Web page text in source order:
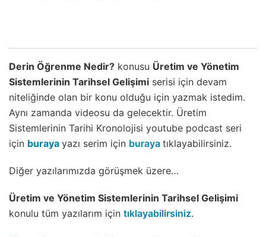
Derin Öğrenme Nedir? konusu Üretim ve Yönetim
Sistemlerinin Tarihsel Gelişimi serisi için devam
niteliğinde olan bir konu olduğu için yazmak istedim.
Aynı zamanda videosu da gelecektir. Üretim
Sistemlerinin Tarihi Kronolojisi youtube podcast seri
için buraya yazı serim için buraya tıklayabilirsiniz.
Diğer yazılarımızda görüşmek üzere…
Üretim ve Yönetim Sistemlerinin Tarihsel Gelişimi
konulu tüm yazılarım için tıklayabilirsiniz.